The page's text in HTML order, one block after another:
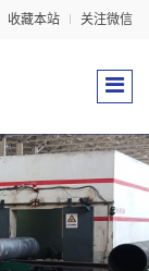
收藏本站 关注微信